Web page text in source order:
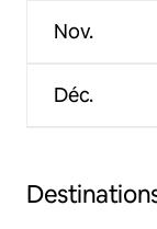
Nov.
Déc.